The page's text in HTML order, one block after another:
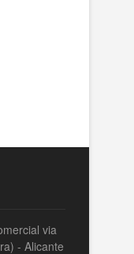
via
- Alicante